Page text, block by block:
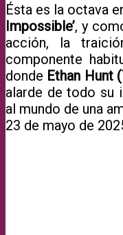
Ésta es la octava
Impossible’, y
acción, la
componente
donde Ethan Hunt
alarde de todo su
al mundo de una
23 de mayo de